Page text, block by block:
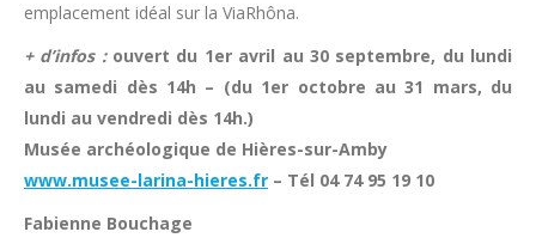
emplacement idéal sur la ViaRhôna.
+ d’infos :ouvert du 1er avril au 30 septembre, du lundi
au samedi dès 14h – (du 1er octobre au 31 mars, du
lundi au vendredi dès 14h.)
Musée archéologique de Hières-sur-Amby
www.musee-larina-hieres.fr – Tél 04 74 95 19 10
Fabienne Bouchage